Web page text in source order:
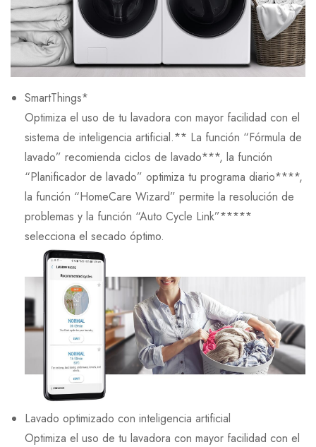
SmartThings*
Optimiza el uso de tu lavadora con mayor facilidad con el
sistema de inteligencia artificial.** La función “Fórmula de
lavado” recomienda ciclos de lavado***, la función
“Planificador de lavado” optimiza tu programa diario****,
la función “HomeCare Wizard” permite la resolución de
problemas y la función “Auto Cycle Link”*****
selecciona el secado óptimo.
Lavado optimizado con inteligencia artificial
Optimiza el uso de tu lavadora con mayor facilidad con el